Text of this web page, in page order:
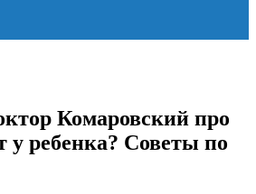
Комаровский про
ребенка? Советы по